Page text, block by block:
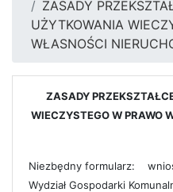
ZASADY
UŻYTKOWANIA
WŁASNOŚCI
ZASADY
WIECZYSTEGO W PRAWO
Niezbędny formularz:
Wydział Gospodarki